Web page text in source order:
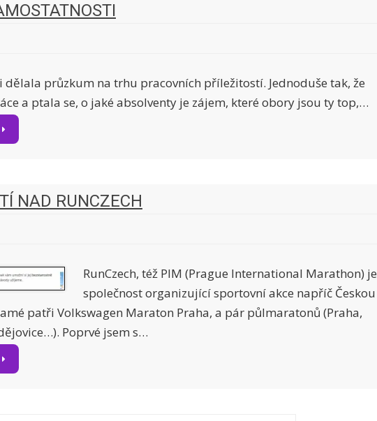
dělala průzkum na trhu pracovních příležitostí. Jednoduše tak, že
a ptala se, o jaké absolventy je zájem, které obory jsou ty top,…
NAD RUNCZECH
RunCzech, též PIM (Prague International Marathon) je
společnost organizující sportovní akce napříč Českou
patři Volkswagen Maraton Praha, a pár půlmaratonů (Praha,
Poprvé jsem s…